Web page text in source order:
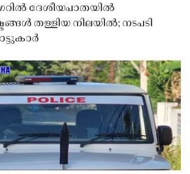
ദേശീയപാതയിൽ
തള്ളിയ നിലയിൽ; നടപടി